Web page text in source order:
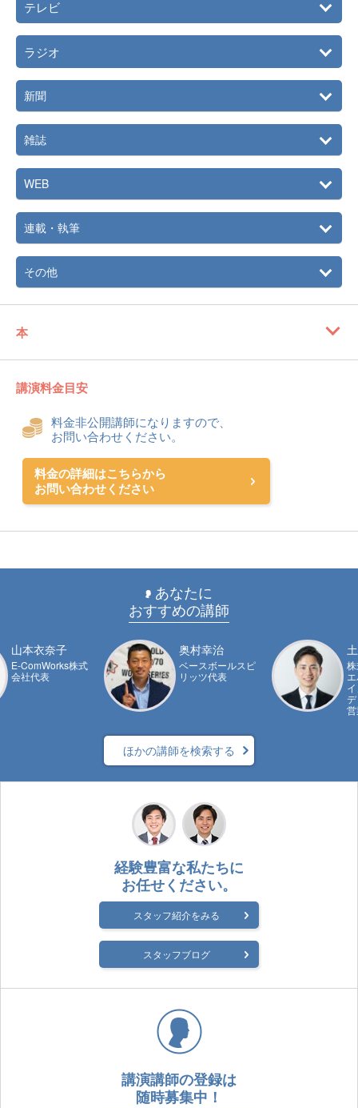
テレビ
ラジオ
新聞
雑誌
WEB
連載・執筆
その他
本
講演料金目安
料金非公開講師になりますので、
お問い合わせください。
料金の詳細はこちらから
お問い合わせください
あなたに
おすすめの講師
山本衣奈子
E-ComWorks株式
会社代表
奥村幸治
ベースボールスピ
リッツ代表
ほかの講師を検索する
経験豊富な私たちに
お任せください。
スタッフ紹介をみる
スタッフブログ
講演講師の登録は
随時募集中！